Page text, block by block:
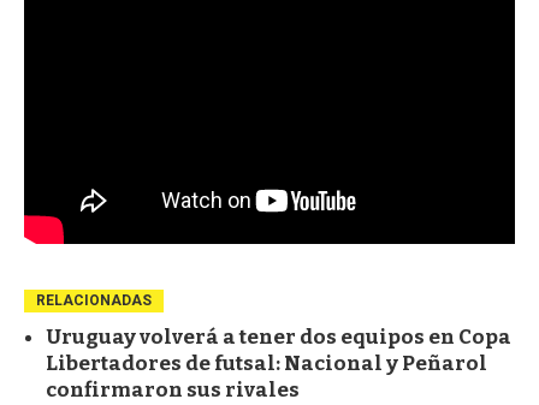
RELACIONADAS
Uruguay volverá a tener dos equipos en Copa
Libertadores de futsal: Nacional y Peñarol
confirmaron sus rivales